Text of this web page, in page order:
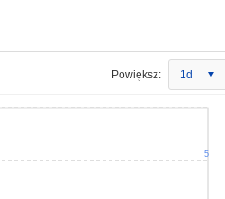
Powiększ: 1d
5